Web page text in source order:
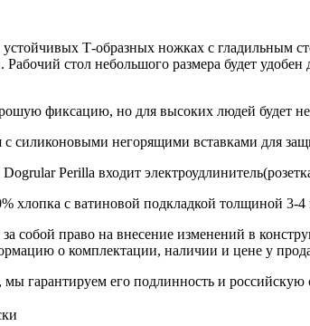
устойчивых Т-образных ножках с гладильным
стол небольшого размера будет
фиксацию, но для высоких людей будет
с силиконовыми негорящими вставками для
Perilla входит
хлопка с ватиновой подкладкой толщиной
собой право на внесение изменений в
о комплектации, наличии и цене у
мы гарантируем его подлинность и